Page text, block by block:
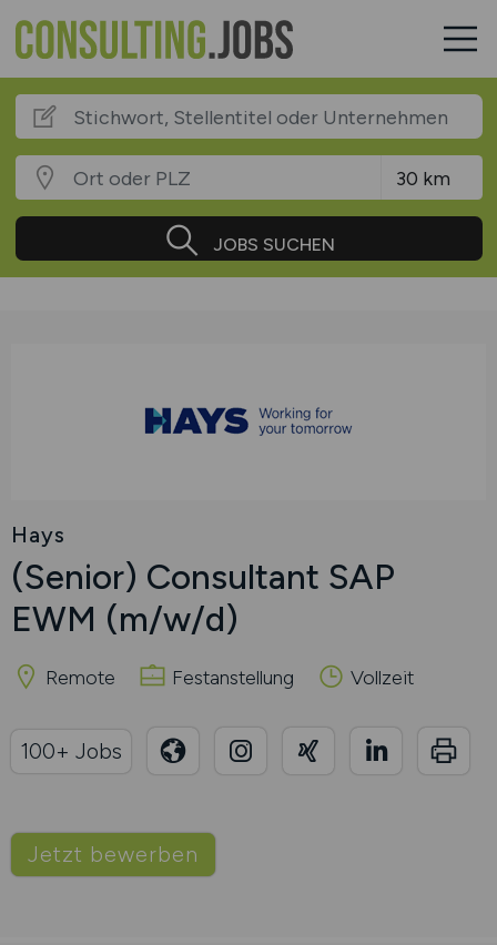
JOBS SUCHEN
Hays
(Senior) Consultant SAP
EWM (m/w/d)
Remote Festanstellung Vollzeit
Jetzt bewerben
100+ Jobs